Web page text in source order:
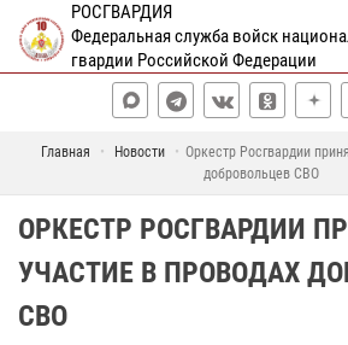
РОСГВАРДИЯ
Федеральная служба войск
гвардии Российской Федерации
Главная Новости
Оркестр Росгвардии
добровольцев СВО
ОРКЕСТР РОСГВАРДИИ
УЧАСТИЕ В ПРОВОДАХ
СВО